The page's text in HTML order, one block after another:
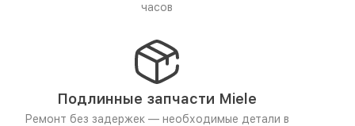
часов
Подлинные запчасти Miele
Ремонт без задержек — необходимые детали в